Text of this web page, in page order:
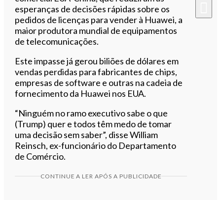
esperanças de decisões rápidas sobre os
pedidos de licenças para vender à Huawei, a
maior produtora mundial de equipamentos
de telecomunicações.
Este impasse já gerou biliões de dólares em
vendas perdidas para fabricantes de chips,
empresas de software e outras na cadeia de
fornecimento da Huawei nos EUA.
“Ninguém no ramo executivo sabe o que
(Trump) quer e todos têm medo de tomar
uma decisão sem saber”, disse William
Reinsch, ex-funcionário do Departamento
de Comércio.
CONTINUE A LER APÓS A PUBLICIDADE